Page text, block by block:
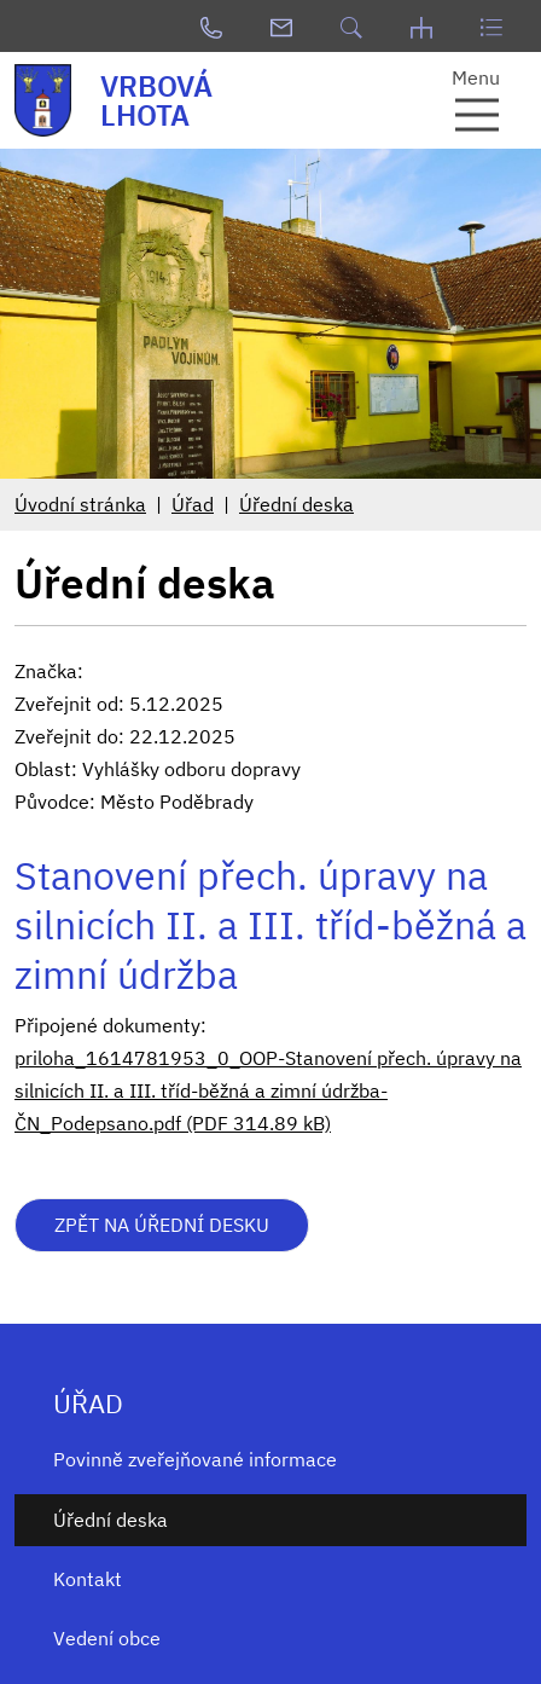
VRBOVÁ
LHOTA
Menu
Úvodní stránka Úřad Úřední deska
Úřední deska
Značka:
Zveřejnit od: 5.12.2025
Zveřejnit do: 22.12.2025
Oblast: Vyhlášky odboru dopravy
Původce: Město Poděbrady
Stanovení přech. úpravy na
silnicích II. a III. tříd-běžná a
zimní údržba
Připojené dokumenty:
priloha_1614781953_0_OOP-Stanovení přech. úpravy na
silnicích II. a III. tříd-běžná a zimní údržba-
ČN_Podepsano.pdf (PDF 314.89 kB)
ZPĚT NA ÚŘEDNÍ DESKU
ÚŘAD
Povinně zveřejňované informace
Úřední deska
Kontakt
Vedení obce